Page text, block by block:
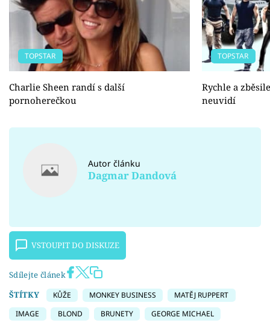
TOPSTAR
Charlie Sheen randí s další
pornoherečkou
TOPSTAR
Rychle a
neuvidí
Autor článku
Dagmar Dandová
VSTOUPIT DO DISKUZE
Sdílejte článek
ŠTÍTKY
KŮŽE MONKEY BUSINESS
MATĚJ RUPPERT
IMAGE
BLOND BRUNETY
GEORGE MICHAEL